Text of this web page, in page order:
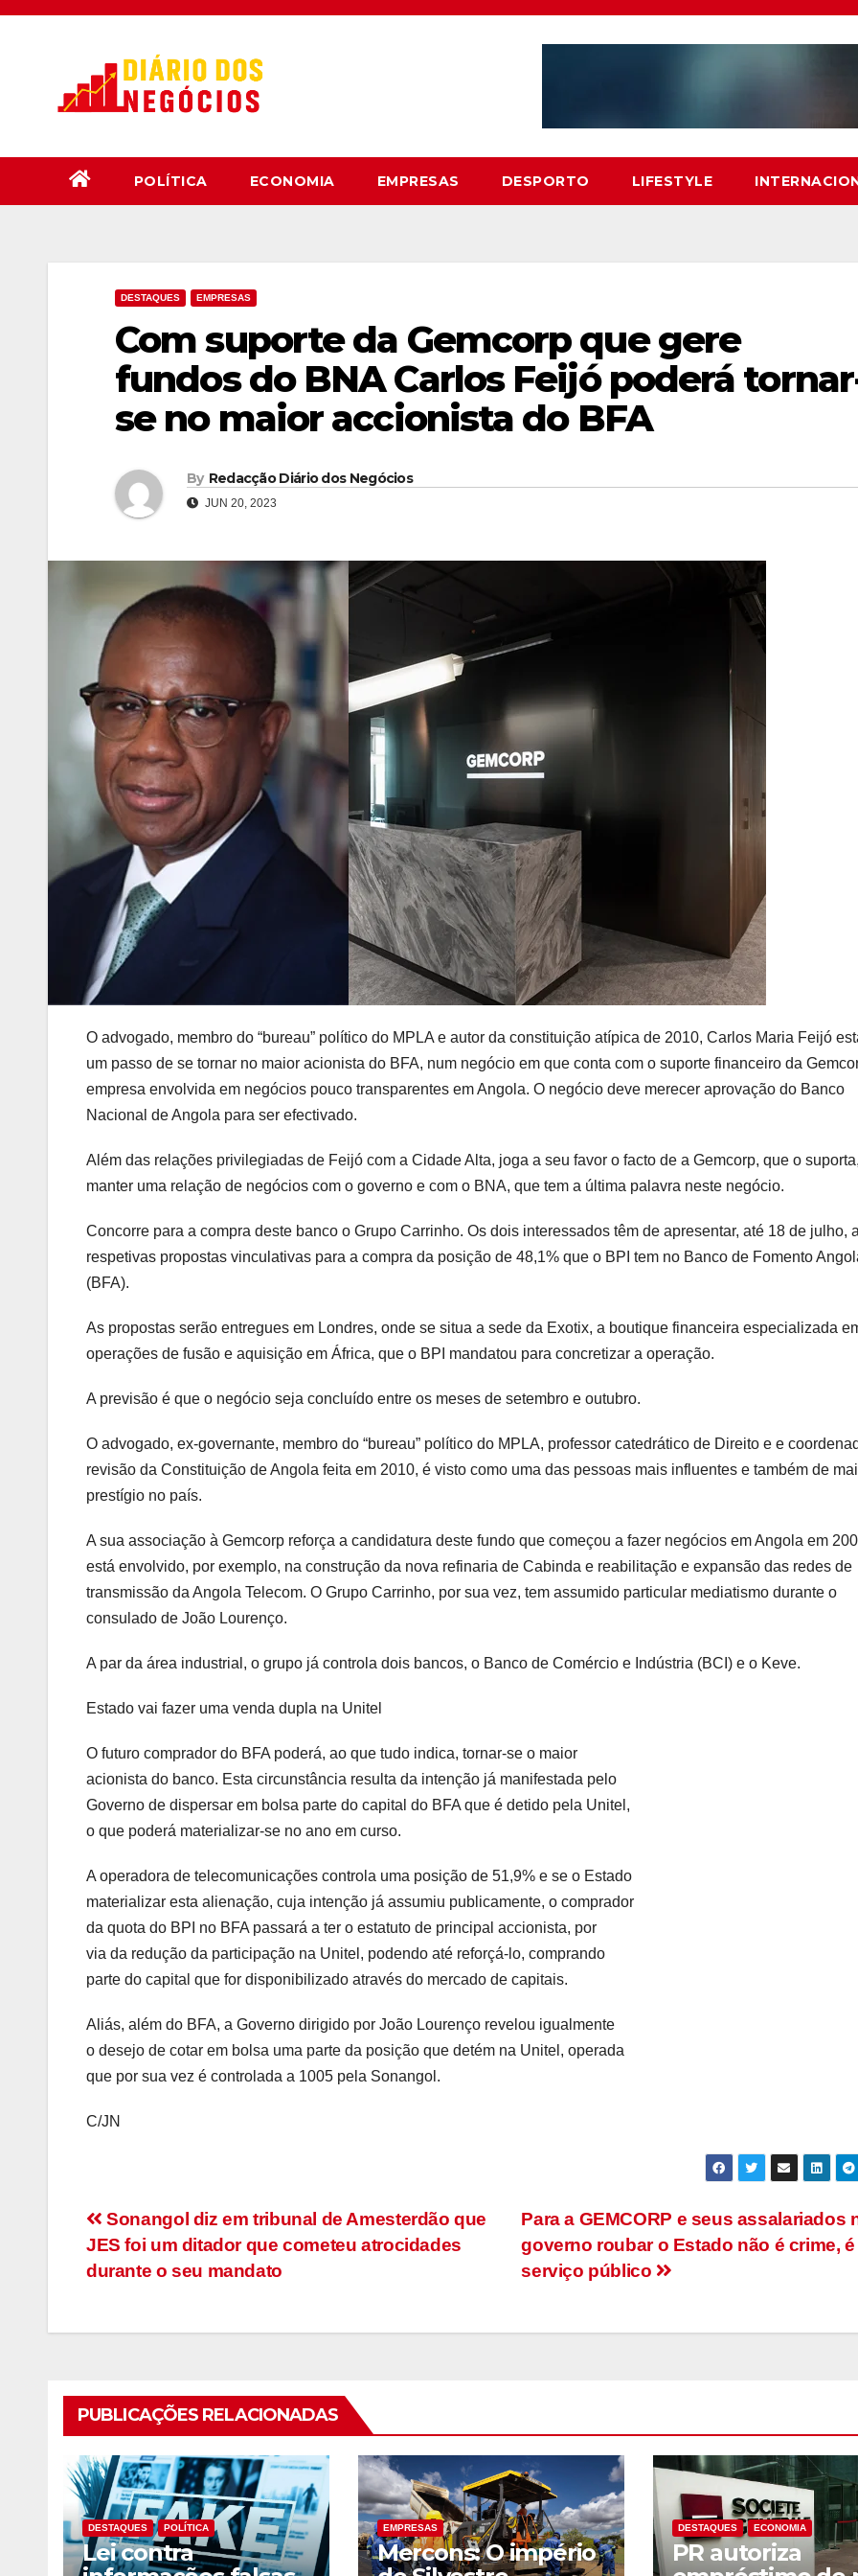
Skip
POLÍTICA ECONOMIA EMPRESAS DESPORTO LIFESTYLE
DESTAQUES EMPRESAS
Com suporte da Gemcorp que gere
fundos do BNA Carlos Feijó poderá
se no maior accionista do BFA
By Redacção Diário dos Negócios
JUN 20, 2023
O advogado, membro do “bureau” político do MPLA e autor da constituição atípica de 2010, Carlos Maria Feijó
um passo de se tornar no maior acionista do BFA, num negócio em que conta com o suporte financeiro da
empresa envolvida em negócios pouco transparentes em Angola. O negócio deve merecer aprovação do Banco
Nacional de Angola para ser efectivado.
Além das relações privilegiadas de Feijó com a Cidade Alta, joga a seu favor o facto de a Gemcorp, que o
manter uma relação de negócios com o governo e com o BNA, que tem a última palavra neste negócio.
Concorre para a compra deste banco o Grupo Carrinho. Os dois interessados têm de apresentar, até 18 de julho,
respetivas propostas vinculativas para a compra da posição de 48,1% que o BPI tem no Banco de Fomento
(BFA).
As propostas serão entregues em Londres, onde se situa a sede da Exotix, a boutique financeira especializada
operações de fusão e aquisição em África, que o BPI mandatou para concretizar a operação.
A previsão é que o negócio seja concluído entre os meses de setembro e outubro.
O advogado, ex-governante, membro do “bureau” político do MPLA, professor catedrático de Direito e e
revisão da Constituição de Angola feita em 2010, é visto como uma das pessoas mais influentes e também de
prestígio no país.
A sua associação à Gemcorp reforça a candidatura deste fundo que começou a fazer negócios em Angola em
está envolvido, por exemplo, na construção da nova refinaria de Cabinda e reabilitação e expansão das redes de
transmissão da Angola Telecom. O Grupo Carrinho, por sua vez, tem assumido particular mediatismo durante o
consulado de João Lourenço.
A par da área industrial, o grupo já controla dois bancos, o Banco de Comércio e Indústria (BCI) e o Keve.
Estado vai fazer uma venda dupla na Unitel
O futuro comprador do BFA poderá, ao que tudo indica, tornar-se o maior
acionista do banco. Esta circunstância resulta da intenção já manifestada pelo
Governo de dispersar em bolsa parte do capital do BFA que é detido pela Unitel,
o que poderá materializar-se no ano em curso.
A operadora de telecomunicações controla uma posição de 51,9% e se o Estado
materializar esta alienação, cuja intenção já assumiu publicamente, o comprador
da quota do BPI no BFA passará a ter o estatuto de principal accionista, por
via da redução da participação na Unitel, podendo até reforçá-lo, comprando
parte do capital que for disponibilizado através do mercado de capitais.
Aliás, além do BFA, a Governo dirigido por João Lourenço revelou igualmente
o desejo de cotar em bolsa uma parte da posição que detém na Unitel, operada
que por sua vez é controlada a 1005 pela Sonangol.
C/JN
Navegação
de
Para a GEMCORP e seus assalariados
governo roubar o Estado não é crime, é
serviço público
Sonangol diz em tribunal de Amesterdão que
JES foi um ditador que cometeu atrocidades
durante o seu mandato
PUBLICAÇÕES RELACIONADAS
DESTAQUES POLÍTICA
Lei contra
EMPRESAS
Mercons: O império
DESTAQUES ECONOMIA
PR autoriza